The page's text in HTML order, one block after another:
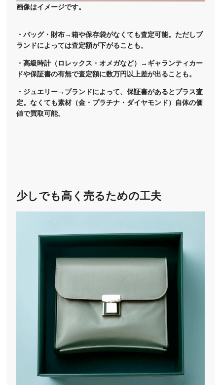
画像はイメージです。
・バッグ・財布→箱や保存袋がなくても査定可能。ただしブ
ランドによっては査定額が下がることも。
・高級時計（ロレックス・オメガなど）→ギャランティカー
ドや保証書の有無で査定額に数万円以上差が出ることも。
・ジュエリー→ブランドによって、保証書があるとプラス査
定。なくても素材（金・プラチナ・ダイヤモンド）自体の価
値で買取可能。
少しでも高く売るための工夫